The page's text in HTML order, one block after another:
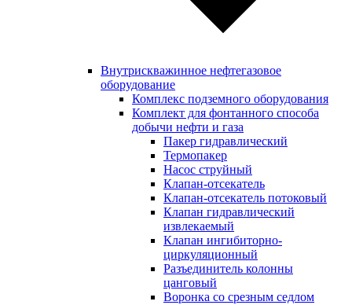
Внутрискважинное нефтегазовое
оборудование
Комплекс подземного оборудования
Комплект для фонтанного способа
добычи нефти и газа
Пакер гидравлический
Термопакер
Насос струйный
Клапан-отсекатель
Клапан-отсекатель потоковый
Клапан гидравлический
извлекаемый
Клапан ингибиторно-
циркуляционный
Разъединитель колонны
цанговый
Воронка со срезным седлом